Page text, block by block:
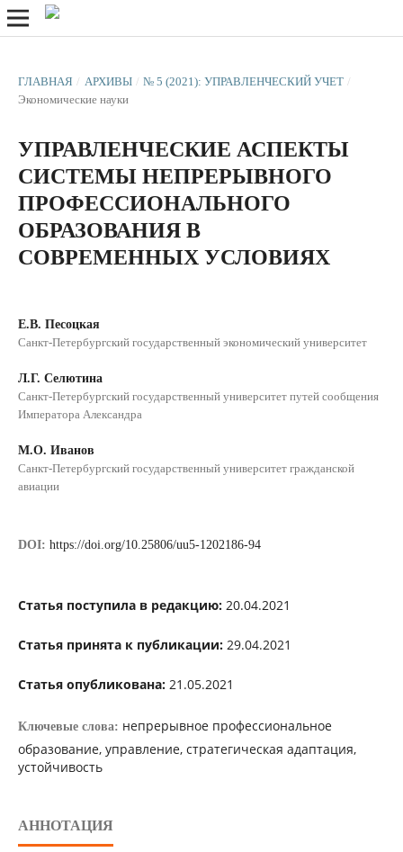
ГЛАВНАЯ / АРХИВЫ / № 5 (2021): УПРАВЛЕНЧЕСКИЙ УЧЕТ /
Экономические науки
УПРАВЛЕНЧЕСКИЕ АСПЕКТЫ
СИСТЕМЫ НЕПРЕРЫВНОГО
ПРОФЕССИОНАЛЬНОГО
ОБРАЗОВАНИЯ В
СОВРЕМЕННЫХ УСЛОВИЯХ
Е.В. Песоцкая
Санкт-Петербургский государственный экономический университет
Л.Г. Селютина
Санкт-Петербургский государственный университет путей сообщения
Императора Александра
М.О. Иванов
Санкт-Петербургский государственный университет гражданской
авиации
DOI: https://doi.org/10.25806/uu5-1202186-94
Статья поступила в редакцию:20.04.2021
Статья принята к публикации:29.04.2021
Статья опубликована:21.05.2021
Ключевые слова: непрерывное профессиональное
образование, управление, стратегическая адаптация,
устойчивость
АННОТАЦИЯ